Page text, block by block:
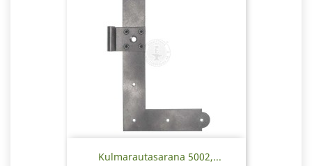
Kulmarautasarana 5002,...